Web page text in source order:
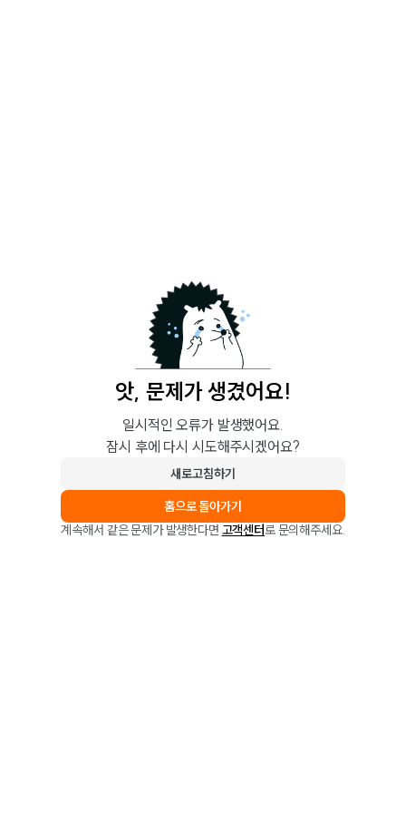
앗, 문제가 생겼어요!
일시적인 오류가 발생했어요.
잠시 후에 다시 시도해주시겠어요?
새로고침하기
홈으로 돌아가기
계속해서 같은 문제가 발생한다면 고객센터로 문의해주세요.